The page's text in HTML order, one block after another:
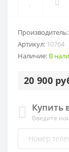
Производитель:
Артикул: 10764
Наличие: В
20 900
Купить
Введите